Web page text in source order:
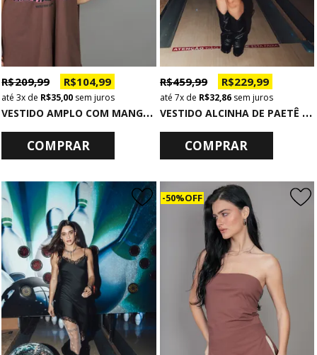
V
ESTIDO AMPLO COM MANGA BUFANTE BORN FREE
R$ 209,99 R$ 104,99
3x de R$ 35,00 sem juros
COMPRAR
V
ESTIDO ALCINHA DE PAETÊ PRATA GLOW
R$ 459,99 R$ 229,99
7xde R$ 32,86sem juros
COMPRAR
50% OFF